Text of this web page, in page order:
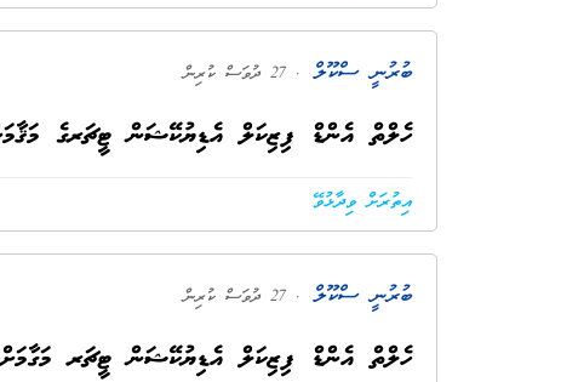
ބުރުނީ ސްކޫލް . 27 ދުވަސް ކުރިން
ހެލްތް އެންޑް ފިޒިކަލް އެޑިޔުކޭޝަން ޓީޗަރގެ
އިތުރަށް ވިދާޅުވޭ
ބުރުނީ ސްކޫލް . 27 ދުވަސް ކުރިން
ހެލްތް އެންޑް ފިޒިކަލް އެޑިޔުކޭޝަން ޓީޗަރ